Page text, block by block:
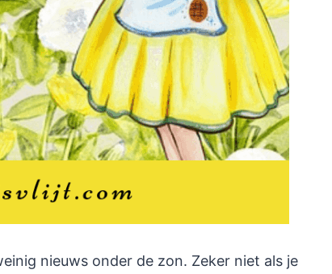
nieuws onder de zon. Zeker niet als je